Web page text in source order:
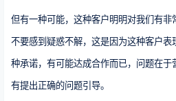
但有一种可能，这种客户明明对我们有非
不要感到疑惑不解，这是因为这种客户
种承诺，有可能达成合作而已，问题在
有提出正确的问题引导。